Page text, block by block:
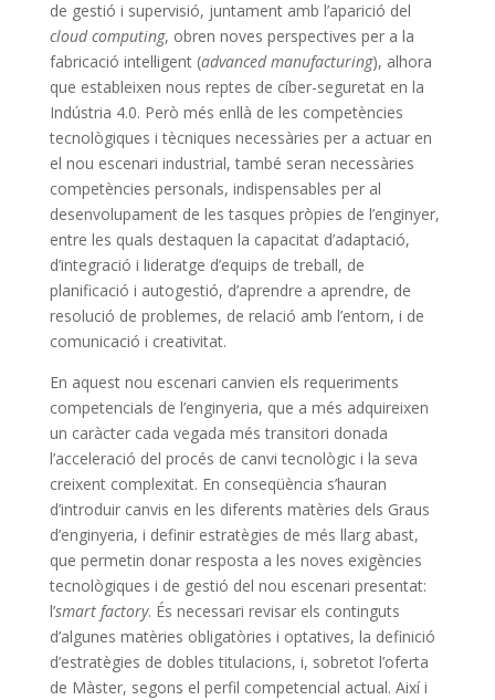
de gestió i supervisió, juntament amb l’aparició del
cloud computing, obren noves perspectives per a la
fabricació intel·ligent (advanced manufacturing), alhora
que estableixen nous reptes de cíber-seguretat en la
Indústria 4.0. Però més enllà de les competències
tecnològiques i tècniques necessàries per a actuar en
el nou escenari industrial, també seran necessàries
competències personals, indispensables per al
desenvolupament de les tasques pròpies de l’enginyer,
entre les quals destaquen la capacitat d’adaptació,
d’integració i lideratge d’equips de treball, de
planificació i autogestió, d’aprendre a aprendre, de
resolució de problemes, de relació amb l’entorn, i de
comunicació i creativitat.
En aquest nou escenari canvien els requeriments
competencials de l’enginyeria, que a més adquireixen
un caràcter cada vegada més transitori donada
l’acceleració del procés de canvi tecnològic i la seva
creixent complexitat. En conseqüència s’hauran
d’introduir canvis en les diferents matèries dels Graus
d’enginyeria, i definir estratègies de més llarg abast,
que permetin donar resposta a les noves exigències
tecnològiques i de gestió del nou escenari presentat:
l’smart factory. És necessari revisar els continguts
d’algunes matèries obligatòries i optatives, la definició
d’estratègies de dobles titulacions, i, sobretot l’oferta
de Màster, segons el perfil competencial actual. Així i